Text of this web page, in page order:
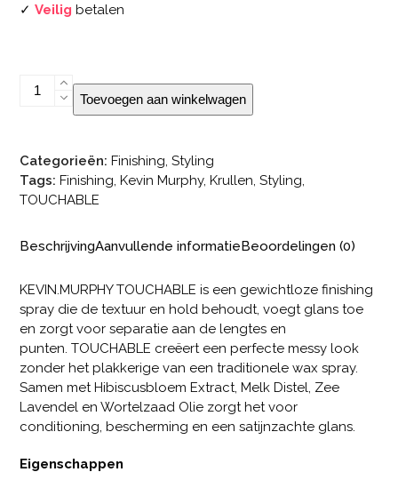
✓Veilig betalen
KEVIN.MURPHY
TOUCHABLEToevoegen aan winkelwagen
Categorieën: Finishing ,Styling
Tags: Finishing ,Kevin Murphy,Krullen ,Styling
TOUCHABLE
BeschrijvingAanvullende informatieBeoordelingen (0)
KEVIN.MURPHY TOUCHABLE is een gewichtloze finishing
spray die de textuur en hold behoudt, voegt glans toe
en zorgt voor separatie aan de lengtes en
punten. TOUCHABLE creëert een perfecte messy look
zonder het plakkerige van een traditionele wax spray.
Samen met Hibiscusbloem Extract, Melk Distel, Zee
Lavendel en Wortelzaad Olie zorgt het voor
conditioning, bescherming en een satijnzachte glans.
Eigenschappen